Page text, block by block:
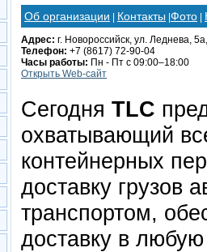
Об организации Контакты Фото
Адрес: г. Новороссийск, ул. Леднева,
Телефон: +7 (8617) 72-90-04
Часы работы: Пн - Пт с 09:00–18:00
Открыть Web-сайт
Сегодня TLC
охватывающий
контейнерных
доставку грузов
транспортом,
доставку в